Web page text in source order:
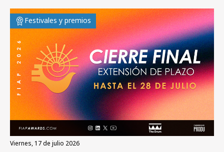
Festivales y premios
viernes, 17 de julio 2026